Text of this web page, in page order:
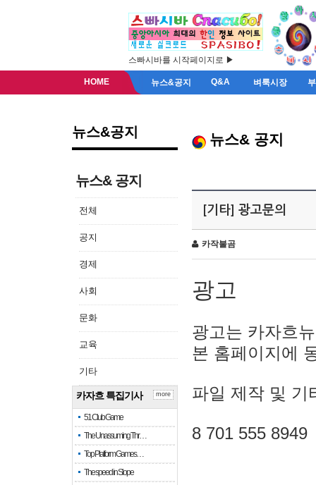
스빠시바를 시작페이지로 ▶
HOME 뉴스&공지 Q&A 벼룩시장
뉴스&공지
뉴스& 공지
전체
공지
경제
사회
문화
교육
기타
카자흐 특집기사
51 Club Game
The Unassuming Thr…
Top Platform Games…
The speed in Slope
more
뉴스& 공지
[기타] 광고문의
카작불곰
광고
광고는 카자흐
본 홈페이지에
파일 제작 및 기
8 701 555 8949